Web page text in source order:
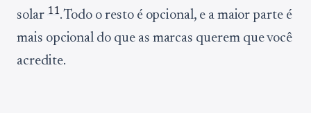
solar 11. Todo o resto é opcional, e a maior parte é
mais opcional do que as marcas querem que você
acredite.